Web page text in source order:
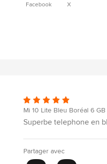
Facebook X
Mi 10 Lite Bleu Boréal 6 GB
Superbe telephone en
Partager avec